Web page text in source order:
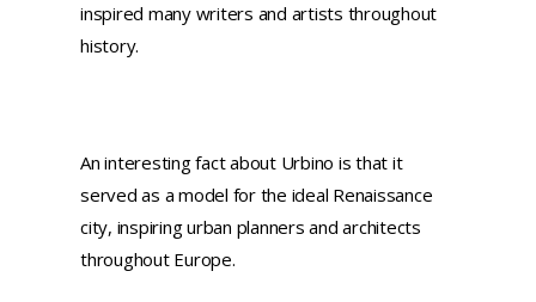
inspired many writers and artists throughout
history.
An interesting fact about Urbino is that it
served as a model for the ideal Renaissance
city, inspiring urban planners and architects
throughout Europe.